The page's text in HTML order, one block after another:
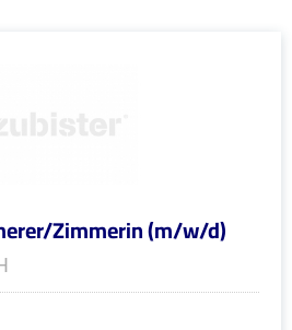
Zimmerin (m/w/d)